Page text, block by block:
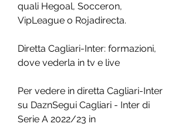
quali Hegoal, Socceron,
VipLeague o Rojadirecta.
Diretta Cagliari-Inter: formazioni,
dove vederla in tv e live
Per vedere in diretta Cagliari-Inter
su DaznSegui Cagliari - Inter di
Serie A 2022/23 in